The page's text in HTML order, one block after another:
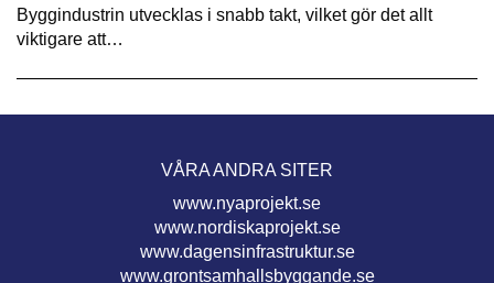
Byggindustrin utvecklas i snabb takt, vilket gör det allt
viktigare att…
VÅRA ANDRA SITER
www.nyaprojekt.se
www.nordiskaprojekt.se
www.dagensinfrastruktur.se
www.grontsamhallsbyggande.se